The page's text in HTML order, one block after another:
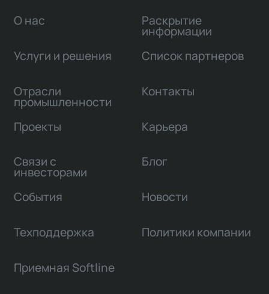
О нас
Услуги и решения
Отрасли
промышленности
Проекты
Связи с
инвесторами
Раскрытие
информации
Список партнеров
Контакты
Карьера
Блог
События Новости
Техподдержка Политики компании
Приемная Softline